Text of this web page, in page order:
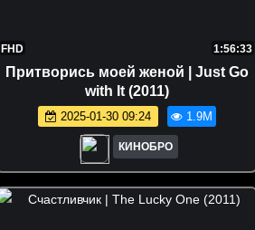
FHD 1:56:33
Притворись моей женой | Just Go
with It (2011)
2025-01-30 09:24 1.9M
КИНОБРО